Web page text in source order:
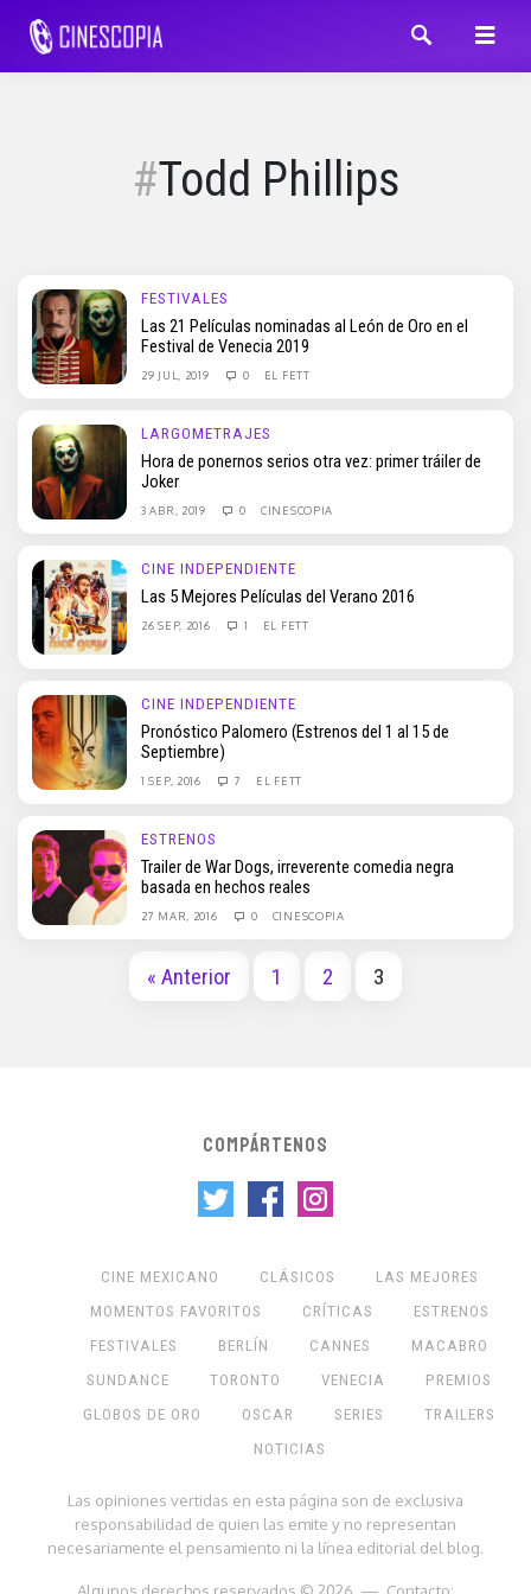
Todd Phillips
FESTIVALES
Las 21 Películas nominadas al León de Oro en el
Festival de Venecia 2019
29 JUL, 2019 0 EL FETT
LARGOMETRAJES
Hora de ponernos serios otra vez: primer tráiler de
Joker
3 ABR, 2019 0 CINESCOPIA
CINE INDEPENDIENTE
Las 5 Mejores Películas del Verano 2016
26 SEP, 2016 1 EL FETT
CINE INDEPENDIENTE
Pronóstico Palomero (Estrenos del 1 al 15 de
Septiembre)
1 SEP, 2016 7 EL FETT
ESTRENOS
Trailer de War Dogs, irreverente comedia negra
basada en hechos reales
27 MAR, 2016 0 CINESCOPIA
« Anterior 1 2 3
COMPÁRTENOS
CINE MEXICANO CLÁSICOS
LAS MEJORES
MOMENTOS FAVORITOS
CRÍTICAS
ESTRENOS
FESTIVALES
BERLÍN CANNES
MACABRO
SUNDANCE
TORONTO VENECIA
PREMIOS
GLOBOS DE ORO
OSCAR SERIES
TRAILERS
NOTICIAS
Las opiniones vertidas en esta página son de exclusiva
responsabilidad de quien las emite y no representan
necesariamente el pensamiento ni la línea editorial del blog.